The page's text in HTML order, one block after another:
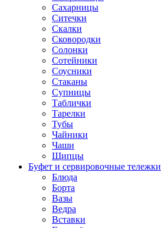
Сахарницы
Ситечки
Скалки
Сковородки
Солонки
Сотейники
Соусники
Стаканы
Супницы
Таблички
Тарелки
Тубы
Чайники
Чаши
Щипцы
Буфет и сервировочные тележки
Блюда
Борта
Вазы
Ведра
Вставки